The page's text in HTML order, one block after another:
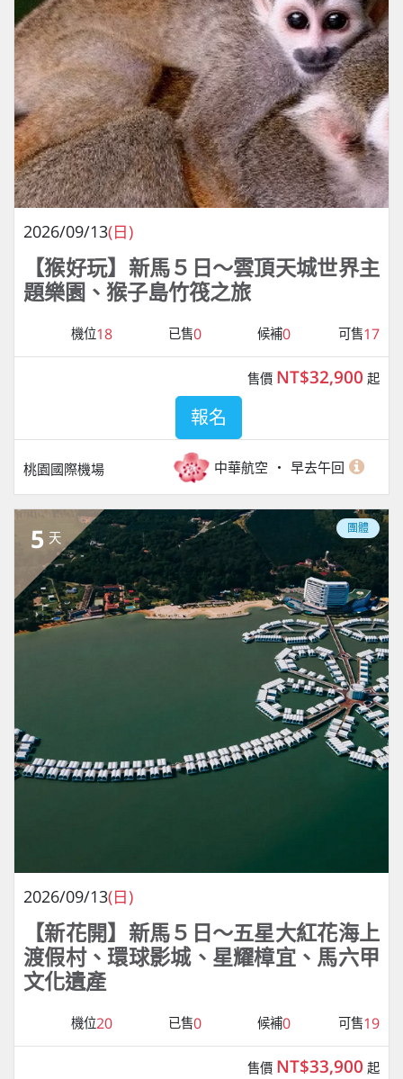
2026/09/13(日)
【猴好玩】新馬５日～雲頂天城世界主
題樂園、猴子島竹筏之旅
機位18 已售0 候補0 可售17
桃園國際機場 中華航空 早去午回
售價 NT$32,900 起
報名
5 天
團體
2026/09/13(日)
【新花開】新馬５日～五星大紅花海上
渡假村、環球影城、星耀樟宜、馬六甲
文化遺產
機位20 已售0 候補0 可售19
售價 NT$33,900 起